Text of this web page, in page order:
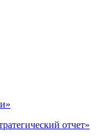
отчет»